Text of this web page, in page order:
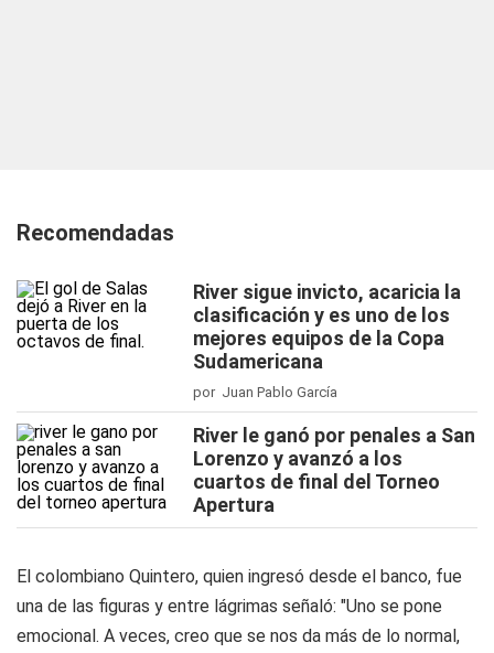
Recomendadas
River sigue invicto, acaricia la
clasificación y es uno de los
mejores equipos de la Copa
Sudamericana
por Juan Pablo García
River le ganó por penales a San
Lorenzo y avanzó a los
cuartos de final del Torneo
Apertura
El colombiano Quintero, quien ingresó desde el banco, fue
una de las figuras y entre lágrimas señaló: "Uno se pone
emocional. A veces, creo que se nos da más de lo normal,